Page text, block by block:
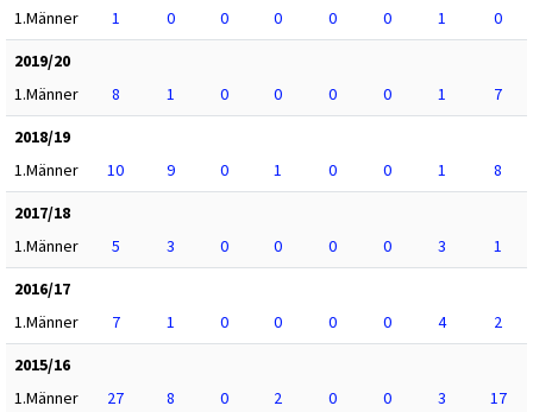
1.Männer
1 0 0 0 0 0 1
0
2019/20
1.Männer
8 1 0 0 0 0 1
7
2018/19
1.Männer
10 9 0 1 0 0 1
8
2017/18
1.Männer
5 3 0 0 0 0 3
1
2016/17
1.Männer
7 1 0 0 0 0 4
2
2015/16
1.Männer
27 8 0 2 0 0 3
17